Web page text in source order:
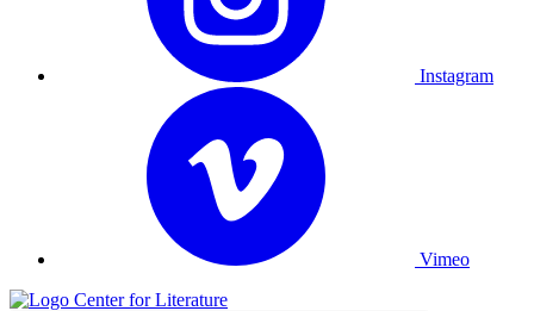
Instagram
Vimeo